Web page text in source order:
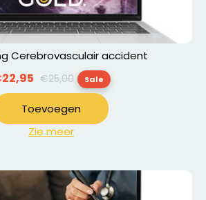
Cerebrovasculair accident
Normale
prijs
€25,00 Sale
Toevoegen
Zie meer